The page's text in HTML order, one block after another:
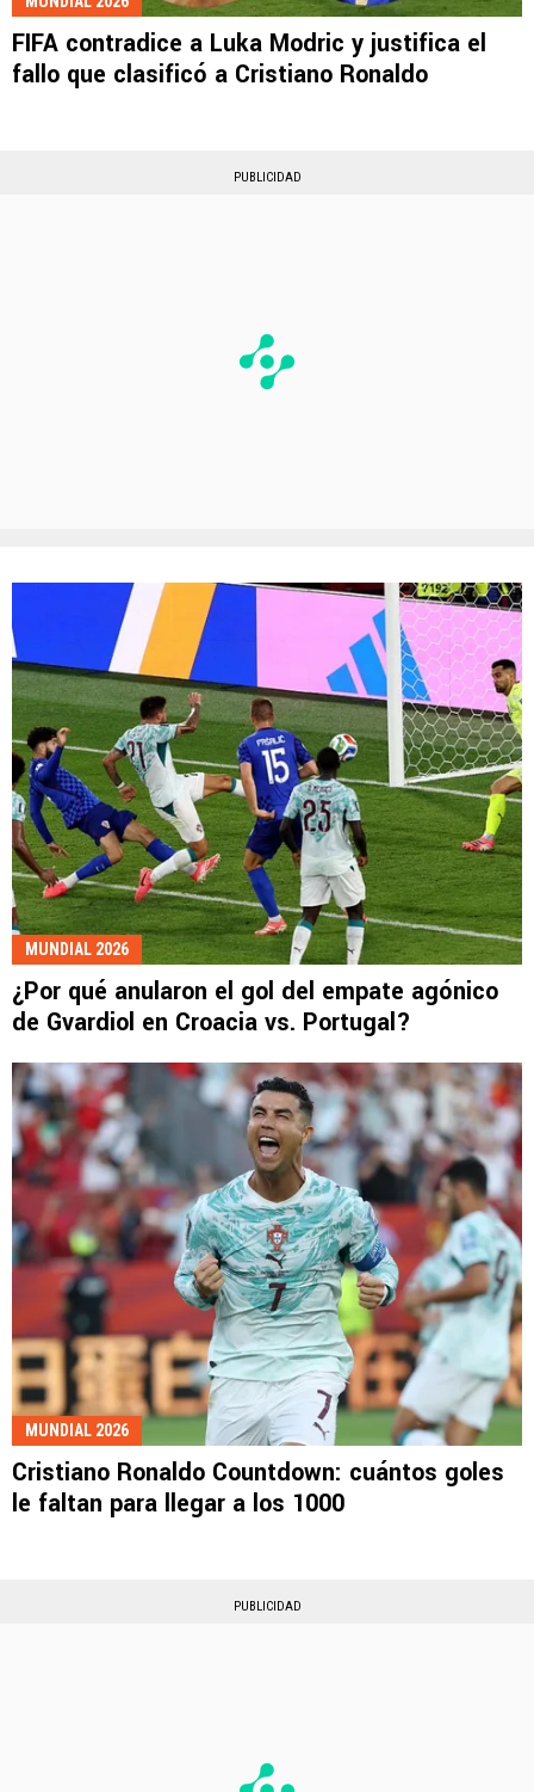
FIFA contradice a Luka Modric y justifica el
fallo que clasificó a Cristiano Ronaldo
PUBLICIDAD
MUNDIAL 2026
¿Por qué anularon el gol del empate agónico
de Gvardiol en Croacia vs. Portugal?
MUNDIAL 2026
Cristiano Ronaldo Countdown: cuántos goles
le faltan para llegar a los 1000
PUBLICIDAD